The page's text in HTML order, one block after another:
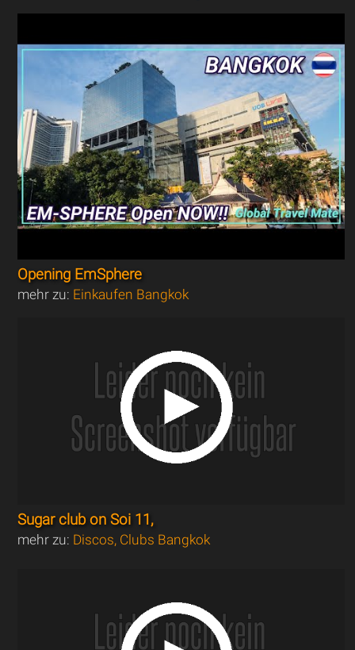
Opening EmSphere
mehr zu: Einkaufen Bangkok
Sugar club on Soi 11,
mehr zu: Discos, Clubs Bangkok